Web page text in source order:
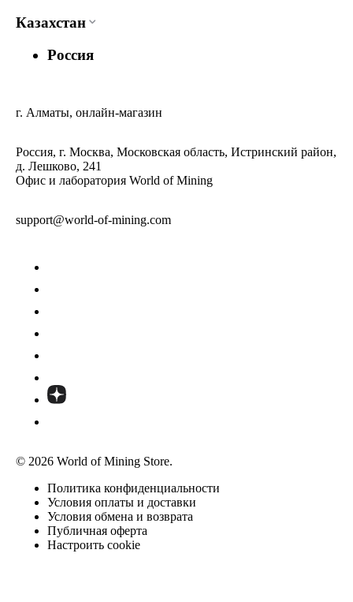
Казахстан
Россия
г. Алматы, онлайн-магазин
Россия, г. Москва, Московская область, Истринский район,
д. Лешково, 241
Офис и лаборатория World of Mining
support@world-of-mining.com
© 2026 World of Mining Store.
Политика конфиденциальности
Условия оплаты и доставки
Условия обмена и возврата
Публичная оферта
Настроить cookie